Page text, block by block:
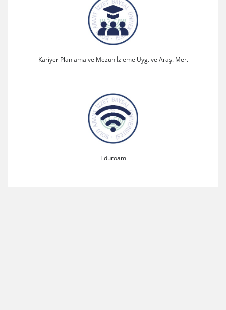
Kariyer Planlama ve Mezun İzleme Uyg. ve Araş. Mer.
Eduroam